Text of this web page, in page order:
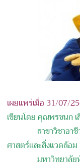
เผยแพร่เมื่อ 31/07/
เขียนโดย คุณพรชนก
สาขาวิชาอาชีวอ
ศาสตร์และสิ่งแวดล้อม
มหาวิทยาลัย